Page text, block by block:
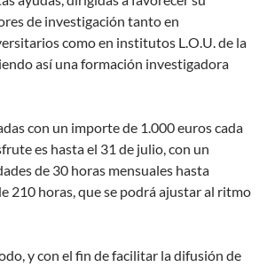
de investigación tanto en
como en institutos L.O.U. de la
así una formación investigadora
con un importe de 1.000 euros cada
es hasta el 31 de julio, con un
de 30 horas mensuales hasta
210 horas, que se podrá ajustar al ritmo
y con el fin de facilitar la difusión de